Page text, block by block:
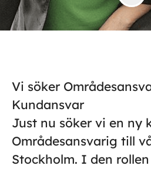
Vi söker
Kundansvar
Just nu söker vi en ny
Områdesansvarig till
Stockholm. I den